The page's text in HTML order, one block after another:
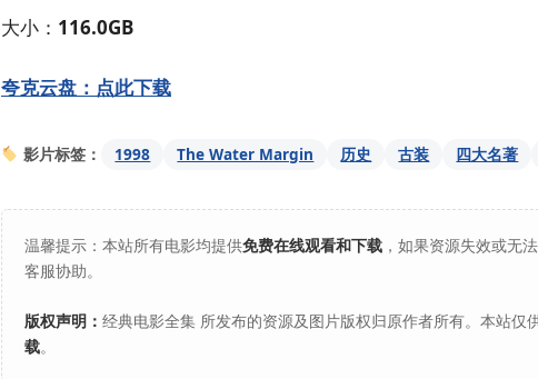
大小： 116.0GB
夸克云盘：点此下载
影片标签： 1998 The Water Margin 历史 古装 四大名著
温馨提示：本站所有电影均提供免费在线观看和下载 ，如果资源失效或无
客服协助。
版权声明： 经典电影全集 所发布的资源及图片版权归原作者所有。本站仅
载。